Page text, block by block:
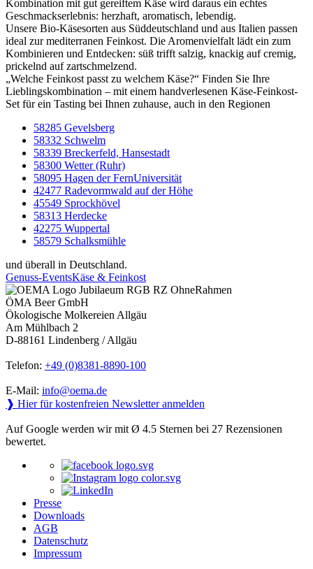
Kombination mit gut gereiftem Käse wird daraus ein echtes
Geschmackserlebnis: herzhaft, aromatisch, lebendig.
Unsere Bio-Käsesorten aus Süddeutschland und aus Italien passen
ideal zur mediterranen Feinkost. Die Aromenvielfalt lädt ein zum
Kombinieren und Entdecken: süß trifft salzig, knackig auf cremig,
prickelnd auf zartschmelzend.
„Welche Feinkost passt zu welchem Käse?“ Finden Sie Ihre
Lieblingskombination – mit einem handverlesenen Käse-Feinkost-
Set für ein Tasting bei Ihnen zuhause, auch in den Regionen
58285 Gevelsberg
58332 Schwelm
58339 Breckerfeld, Hansestadt
58300 Wetter (Ruhr)
58095 Hagen der FernUniversität
42477 Radevormwald auf der Höhe
45549 Sprockhövel
58313 Herdecke
42275 Wuppertal
58579 Schalksmühle
und überall in Deutschland.
Genuss-EventsKäse & Feinkost
ÖMA Beer GmbH
Ökologische Molkereien Allgäu
Am Mühlbach 2
D-88161 Lindenberg / Allgäu
Telefon: +49 (0)8381-8890-100
E-Mail: info@oema.de
❱ Hier für kostenfreien Newsletter anmelden
Auf Google werden wir mit Ø 4.5 Sternen bei 27 Rezensionen
bewertet.
Presse
Downloads
AGB
Datenschutz
Impressum